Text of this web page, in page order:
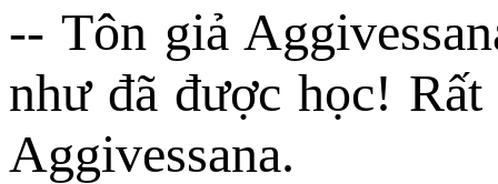
-- Tôn giả
như đã được học!
Aggivessana.